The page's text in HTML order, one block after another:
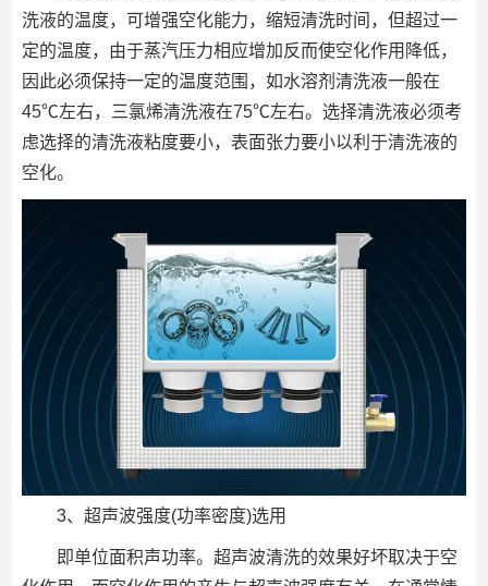
洗液的温度，可增强空化能力，缩短清洗时间，但超过一
定的温度，由于蒸汽压力相应增加反而使空化作用降低，
因此必须保持一定的温度范围，如水溶剂清洗液一般在
45℃左右，三氯烯清洗液在75℃左右。选择清洗液必须考
虑选择的清洗液粘度要小，表面张力要小以利于清洗液的
空化。
3、超声波强度(功率密度)选用
即单位面积声功率。超声波清洗的效果好坏取决于空